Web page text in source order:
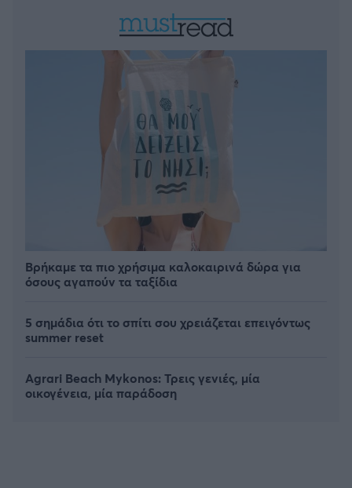
Βρήκαμε τα πιο χρήσιμα καλοκαιρινά δώρα για
όσους αγαπούν τα ταξίδια
5 σημάδια ότι το σπίτι σου χρειάζεται επειγόντως
summer reset
Agrari Beach Mykonos: Τρεις γενιές, μία
οικογένεια, μία παράδοση